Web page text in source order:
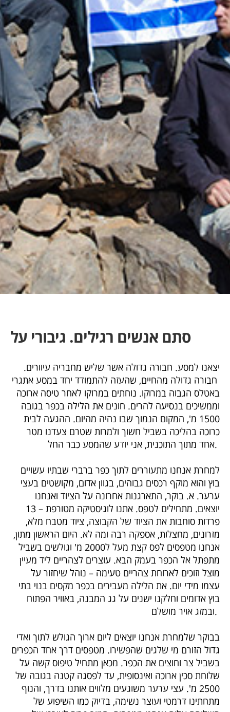
סתם אנשים רגילים. גיבורי על
יצאנו למסע. חבורה גדולה אשר שליש מחבריה עיוורים.
חבורה גדולה מהחיים, שהעזה להתמודד יחד במסע אתגרי
באטלס הגבוה במרוקו. נוחתים במרוקו לאחר טיסה ארוכה
וממשיכים בנסיעה להרים. חונים את הלילה בכפר בגובה
1500 מ', המקום הנמוך שבו נהיה מהיום. ההגעה לבית
כרוכה בהליכה בשביל חשוך ולמרות שטרם צעדנו מטר
אחד מתוך התוכנית, אני יודע שהמסע כבר החל.
למחרת אנחנו מתעוררים לתוך כפר ברברי שבתיו עשויים
בוץ והוא מוקף רכסים גבוהים, בגוון אדום, מקושטים בעצי
ערער. א. בוקר, התארגנות אחרונה על הציוד ואנחנו
יוצאים. מתחילים לטפס. אתנו לוגיסטיקה מטורפת – 13
פרדות סוחבות את הציוד של הקבוצה, ציוד מטבח מלא,
מזרונים, מחצלות, אספקה רבה ומה לא. היום הראשון מתון,
אנחנו מטפסים לפס קצת מעל ל2000 מ' וגולשים בשביל
מתפתל אל הכפר בעמק הבא. עוצרים לצהריים ליד מעיין
מוצל וזוכים לארוחת צהריים טעימה – נוהל שיחזור על
עצמו מידי יום. את הלילה מעבירים בכפר מקסים בנוי בתי
בוץ אדומים וחלקנו ישנים על גג המבנה, באוויר הפתוח
ובמזג אויר מושלם.
בבוקר שלמחרת אנחנו יוצאים ליום ארוך הגולש לתוך ואדי
גדול הזורם מי שלגים שהפשירו. מטפסים דרך אחד הכפרים
בשביל צר וחוצים את הכפר. מכאן מתחיל טיפוס קשה על
שלוחת סכין ארוכה ואינסופית, עד לפסגה קטנה בגובה של
2500 מ'. עצי ערער משוגעים מלווים אותנו בדרך, והנוף
מתחתינו דרמטי ועוצר נשימה, בדיוק כמו השיפוע של